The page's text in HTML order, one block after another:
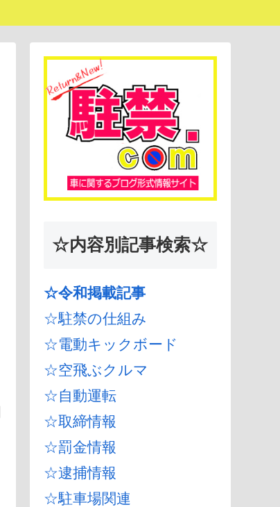
☆内容別記事検索☆
☆令和掲載記事
☆駐禁の仕組み
☆電動キックボード
☆空飛ぶクルマ
☆自動運転
☆取締情報
☆罰金情報
☆逮捕情報
☆駐車場関連